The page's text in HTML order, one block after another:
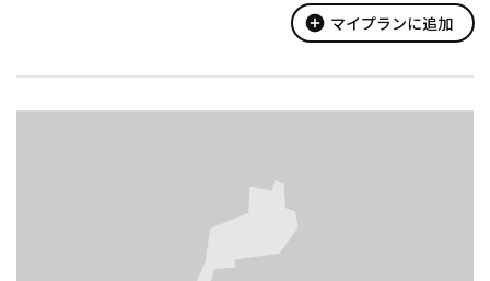
ー、ぶどう、くり、さつまいもと旬の果物の収穫体験が行えます。
沿道修景ゾーン：果樹園を一直線に抜けるメタ...
add_circle マイプランに追加